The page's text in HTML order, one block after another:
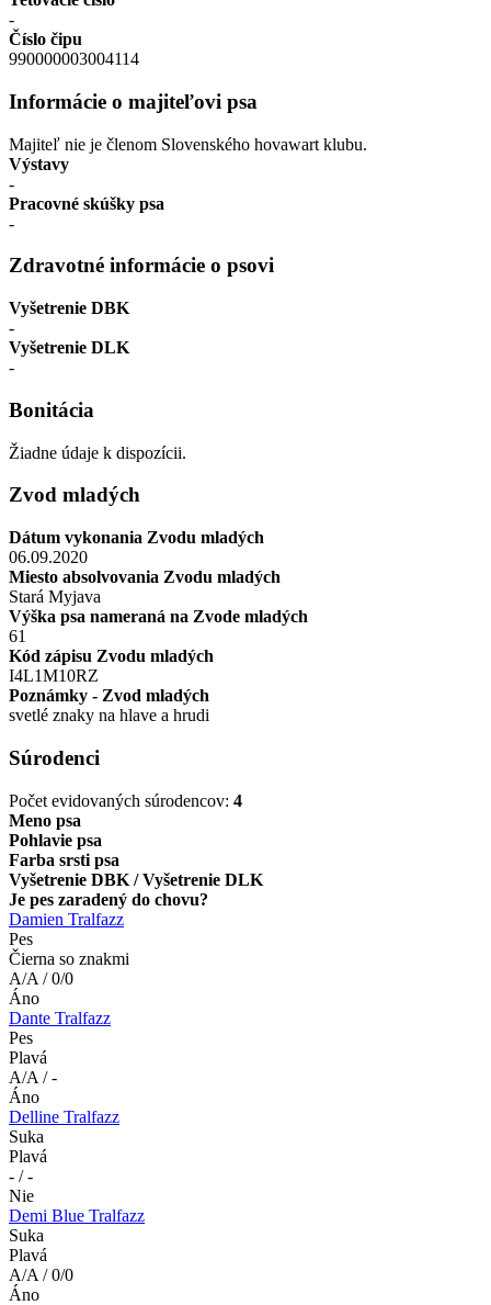
-
Číslo čipu
990000003004114
Informácie o majiteľovi psa
Majiteľ nie je členom Slovenského hovawart klubu.
Výstavy
-
Pracovné skúšky psa
-
Zdravotné informácie o psovi
Vyšetrenie DBK
-
Vyšetrenie DLK
-
Bonitácia
Žiadne údaje k dispozícii.
Zvod mladých
Dátum vykonania Zvodu mladých
06.09.2020
Miesto absolvovania Zvodu mladých
Stará Myjava
Výška psa nameraná na Zvode mladých
61
Kód zápisu Zvodu mladých
I4L1M10RZ
Poznámky - Zvod mladých
svetlé znaky na hlave a hrudi
Súrodenci
Počet evidovaných súrodencov: 4
Meno psa
Pohlavie psa
Farba srsti psa
Vyšetrenie DBK / Vyšetrenie DLK
Je pes zaradený do chovu?
Damien Tralfazz
Pes
Čierna so znakmi
A/A / 0/0
Áno
Dante Tralfazz
Pes
Plavá
A/A / -
Áno
Delline Tralfazz
Suka
Plavá
- / -
Nie
Demi Blue Tralfazz
Suka
Plavá
A/A / 0/0
Áno